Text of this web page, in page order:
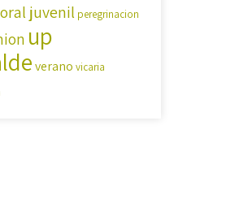
juvenil peregrinacion
up
verano vicaria